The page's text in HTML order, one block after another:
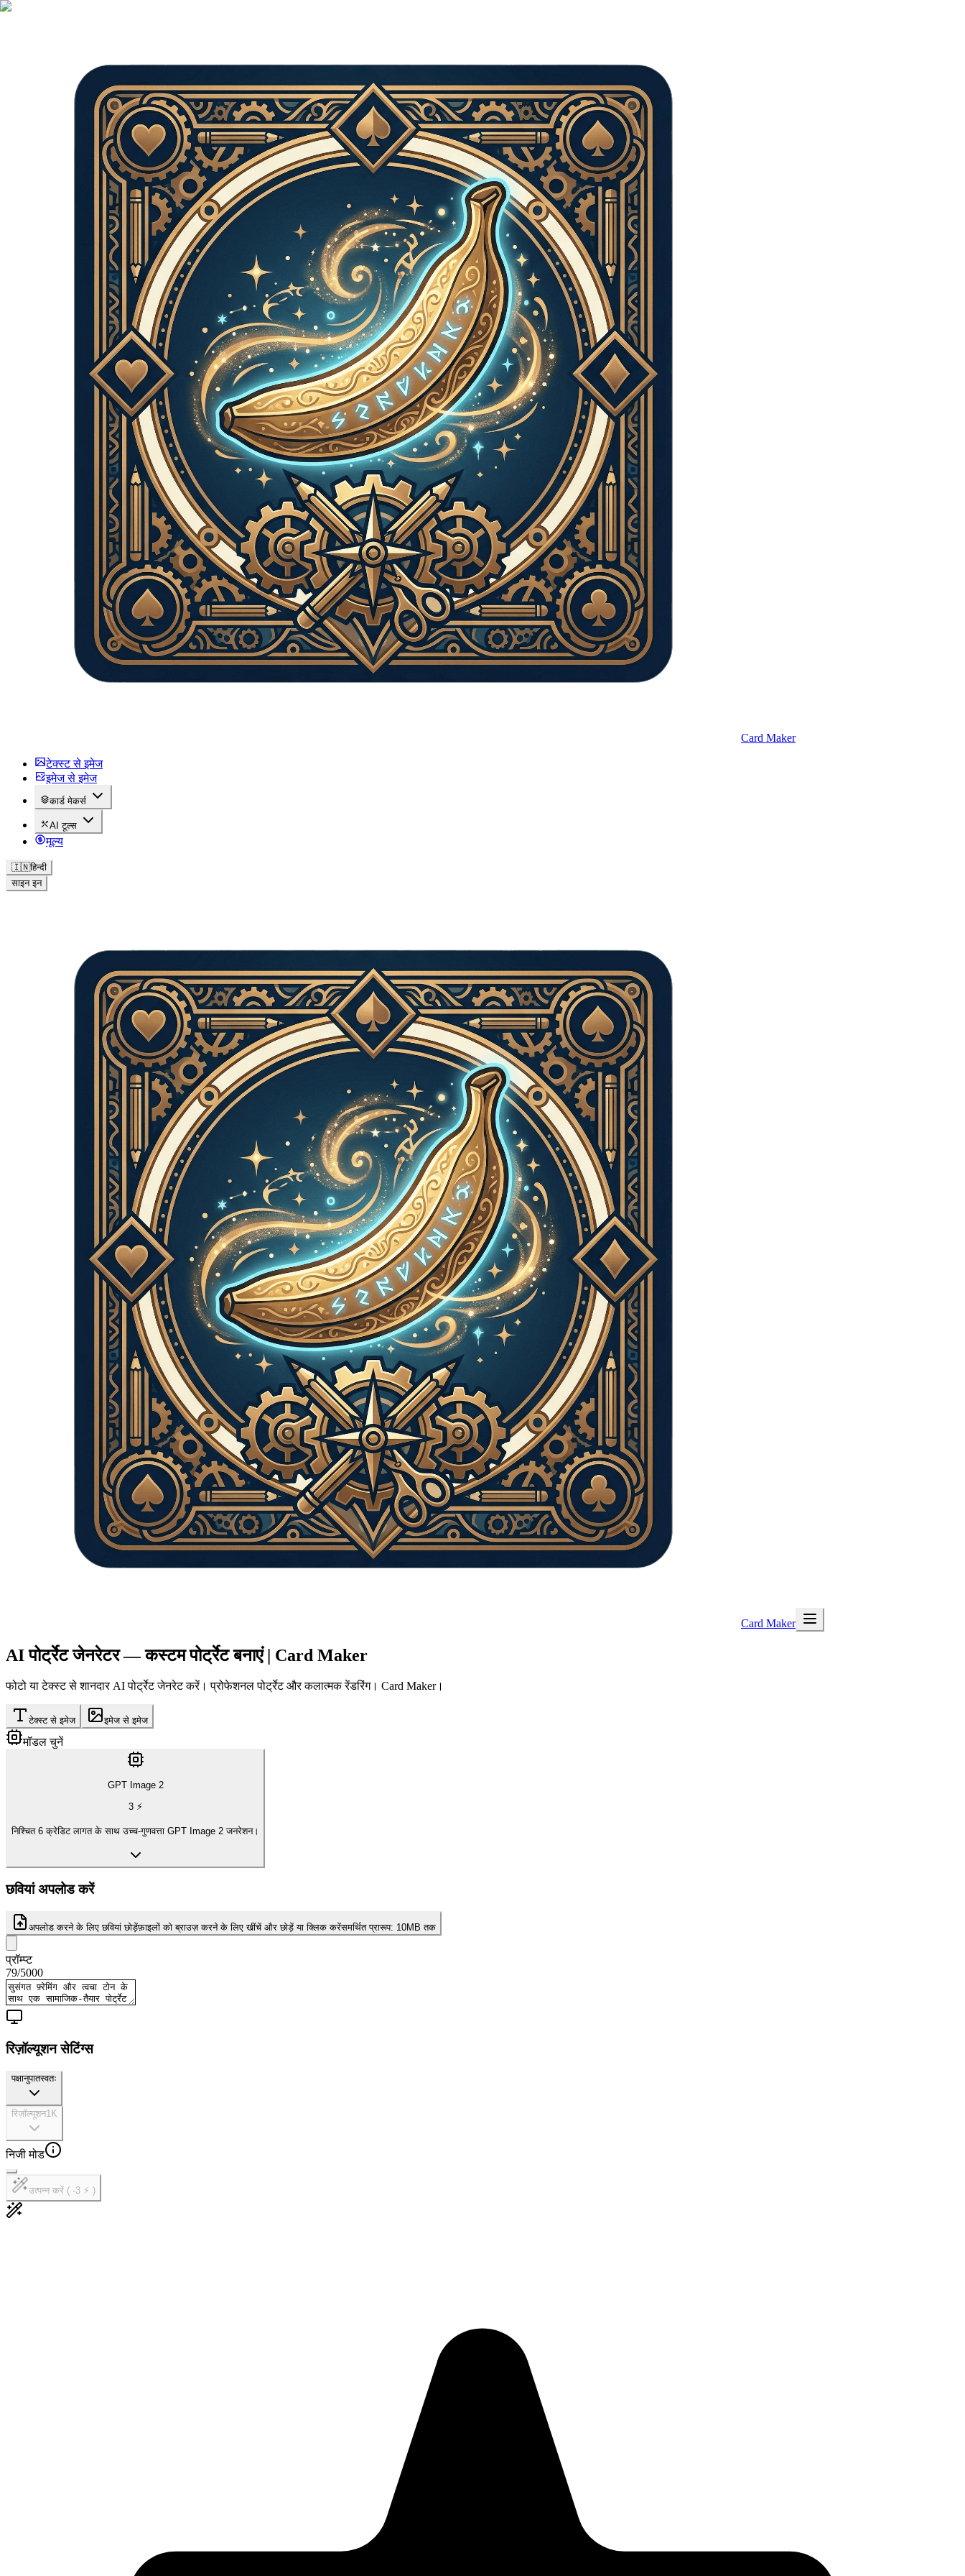
Card Maker
टेक्स्ट से इमेज
इमेज से इमेज
कार्ड मेकर्स
AI टूल्स
मूल्य
🇮🇳हिन्दी
साइन इन
Card Maker
AIपोर्ट्रेट जेनरेटर— कस्टम पोर्ट्रेट बनाएं | Card Maker
फोटो या टेक्स्ट से शानदार AI पोर्ट्रेट जेनरेट करें। प्रोफेशनल पोर्ट्रेट और कलात्मक रेंडरिंग। Card Maker।
टेक्स्ट से इमेज इमेज से इमेज
मॉडल चुनें
GPT Image 2
3⚡
निश्चित 6 क्रेडिट लागत के साथ उच्च-गुणवत्ता GPT Image 2 जनरेशन।
छवियां अपलोड करें
अपलोड करने के लिए छवियां छोड़ेंफ़ाइलों को ब्राउज़ करने के लिए खींचें और छोड़ें या क्लिक करेंसमर्थित प्रारूप: 10MB तक
प्रॉम्प्ट
79/5000
रिज़ॉल्यूशन सेटिंग्स
पक्षानुपातस्वतः
रिज़ॉल्यूशन1K
निजी मोड
उत्पन्न करें ( -3 ⚡ )